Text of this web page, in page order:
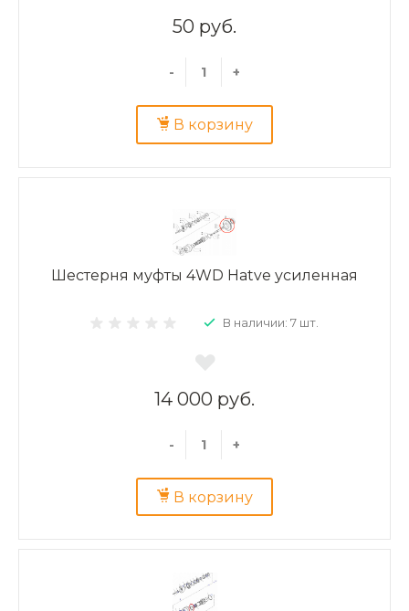
50 руб.
- +
В корзину
Шестерня муфты 4WD Hatve усиленная
В наличии: 7 шт.
14 000 руб.
- +
В корзину